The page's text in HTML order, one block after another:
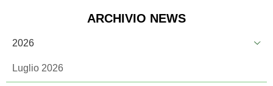
ARCHIVIO NEWS
2026
Luglio 2026